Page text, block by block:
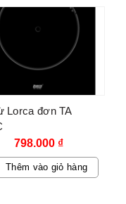
Lorca đơn TA
798.000 ₫
Thêm vào giỏ hàng